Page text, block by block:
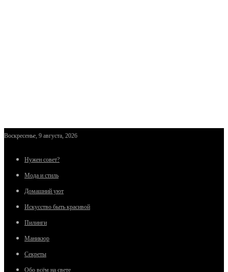
Воскресенье, 9 августа, 2026
Нужен совет?
Мода и стиль
Домашний уют
Искусство быть красивой
Пилинги
Маникюр
Секреты
Обо всём на свете